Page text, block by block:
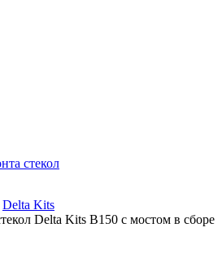
стекол
Delta Kits
Delta Kits B150 с мостом в сборе